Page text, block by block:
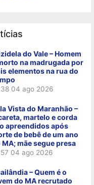
do Vale – Homem
na madrugada por
elementos na rua do
04 ago 2026
Vista do Maranhão –
martelo e corda
apreendidos após
de bebê de um ano
MA; mãe segue presa
04 ago 2026
– Quem é o
do MA recrutado